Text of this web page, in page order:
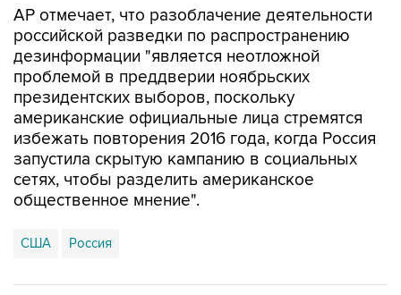
дезинформации "является неотложной
проблемой в преддверии ноябрьских
президентских выборов, поскольку
американские официальные лица стремятся
избежать повторения 2016 года, когда Россия
запустила скрытую кампанию в социальных
сетях, чтобы разделить американское
общественное мнение".
США Россия